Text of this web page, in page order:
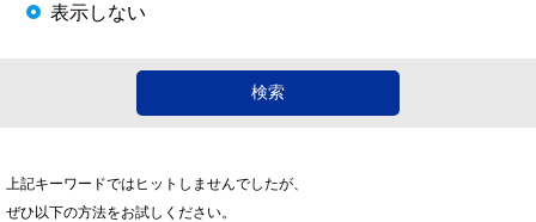
表示しない
上記キーワードではヒットしませんでしたが、
ぜひ以下の方法をお試しください。